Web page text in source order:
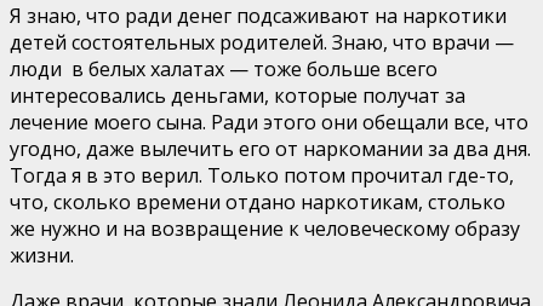
Я знаю, что ради денег подсаживают на наркотики
детей состоятельных родителей. Знаю, что врачи —
люди в белых халатах — тоже больше всего
интересовались деньгами, которые получат за
лечение моего сына. Ради этого они обещали все, что
угодно, даже вылечить его от наркомании за два дня.
Тогда я в это верил. Только потом прочитал где-то,
что, сколько времени отдано наркотикам, столько
же нужно и на возвращение к человеческому образу
жизни.